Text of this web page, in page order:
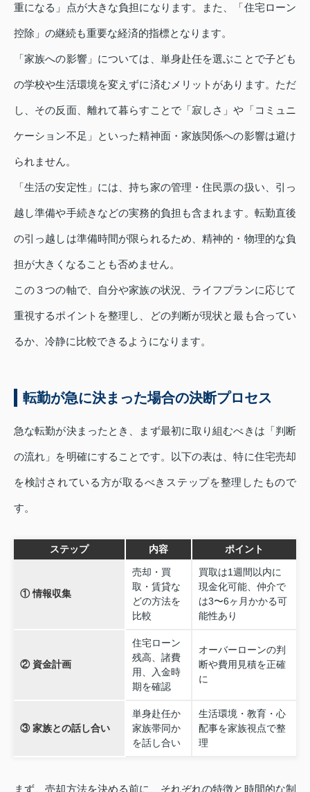
重になる」点が大きな負担になります。また、「住宅ローン
控除」の継続も重要な経済的指標となります。
「家族への影響」については、単身赴任を選ぶことで子ども
の学校や生活環境を変えずに済むメリットがあります。ただ
し、その反面、離れて暮らすことで「寂しさ」や「コミュニ
ケーション不足」といった精神面・家族関係への影響は避け
られません。
「生活の安定性」には、持ち家の管理・住民票の扱い、引っ
越し準備や手続きなどの実務的負担も含まれます。転勤直後
の引っ越しは準備時間が限られるため、精神的・物理的な負
担が大きくなることも否めません。
この３つの軸で、自分や家族の状況、ライフプランに応じて
重視するポイントを整理し、どの判断が現状と最も合ってい
るか、冷静に比較できるようになります。
転勤が急に決まった場合の決断プロセス
急な転勤が決まったとき、まず最初に取り組むべきは「判断
の流れ」を明確にすることです。以下の表は、特に住宅売却
を検討されている方が取るべきステップを整理したもので
す。
ステップ 内容 ポイント
① 情報収集
売却・買
取・賃貸な
どの方法を
比較
買取は1週間以内に
現金化可能、仲介で
は3〜6ヶ月かかる可
能性あり
② 資金計画
住宅ローン
残高、諸費
用、入金時
期を確認
オーバーローンの判
断や費用見積を正確
に
③ 家族との話し合い
単身赴任か
家族帯同か
を話し合い
生活環境・教育・心
配事を家族視点で整
理
まず、売却方法を決める前に、それぞれの特徴と時間的な制